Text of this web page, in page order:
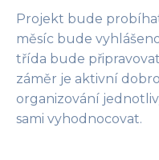
Projekt bude
měsíc bude
třída bude
záměr je aktivní
organizování
sami vyhodnocovat.